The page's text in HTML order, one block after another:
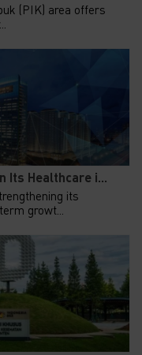
(PIK) area offers
Its Healthcare i...
its
growt...